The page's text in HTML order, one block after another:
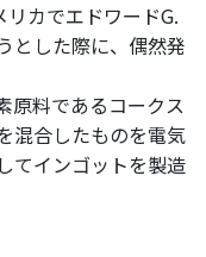
カでエドワードG.
とした際に、偶然発
原料であるコークス
混合したものを電気
てインゴットを製造